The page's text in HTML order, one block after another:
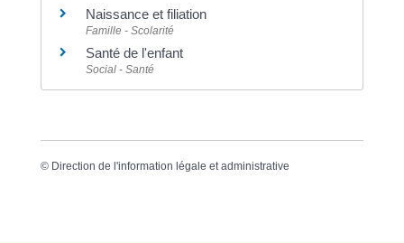
Naissance et filiation
Famille - Scolarité
Santé de l'enfant
Social - Santé
© Direction de l'information légale et administrative